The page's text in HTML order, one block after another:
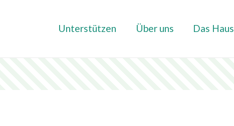
Unterstützen Über uns Das Haus